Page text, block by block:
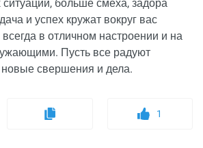
больше смеха, задора
и успех кружат вокруг вас
в отличном настроении и на
Пусть все радуют
свершения и дела.
1